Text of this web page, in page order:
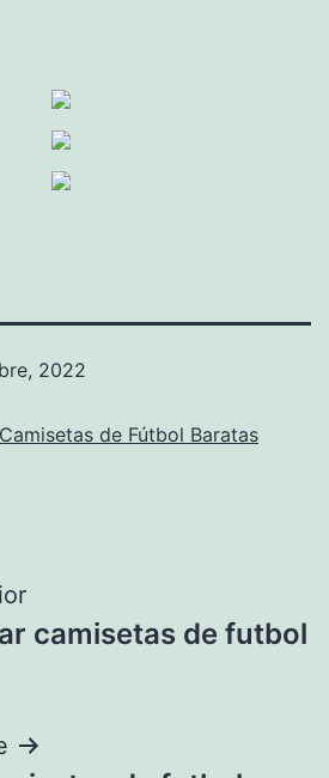
2022
Camisetas de Fútbol Baratas
camisetas de futbol